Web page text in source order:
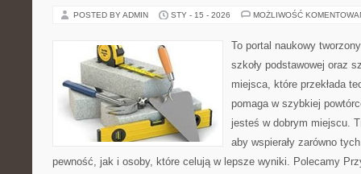
POSTED BY ADMIN STY - 15 - 2026 MOŻLIWOŚĆ
To portal naukowy
szkoły podstawowej oraz
miejsca, które przekłada
pomaga w szybkiej
jesteś w dobrym miejscu.
aby wspierały zarówno
pewność, jak i osoby, które celują w lepsze wyniki. Polecamy